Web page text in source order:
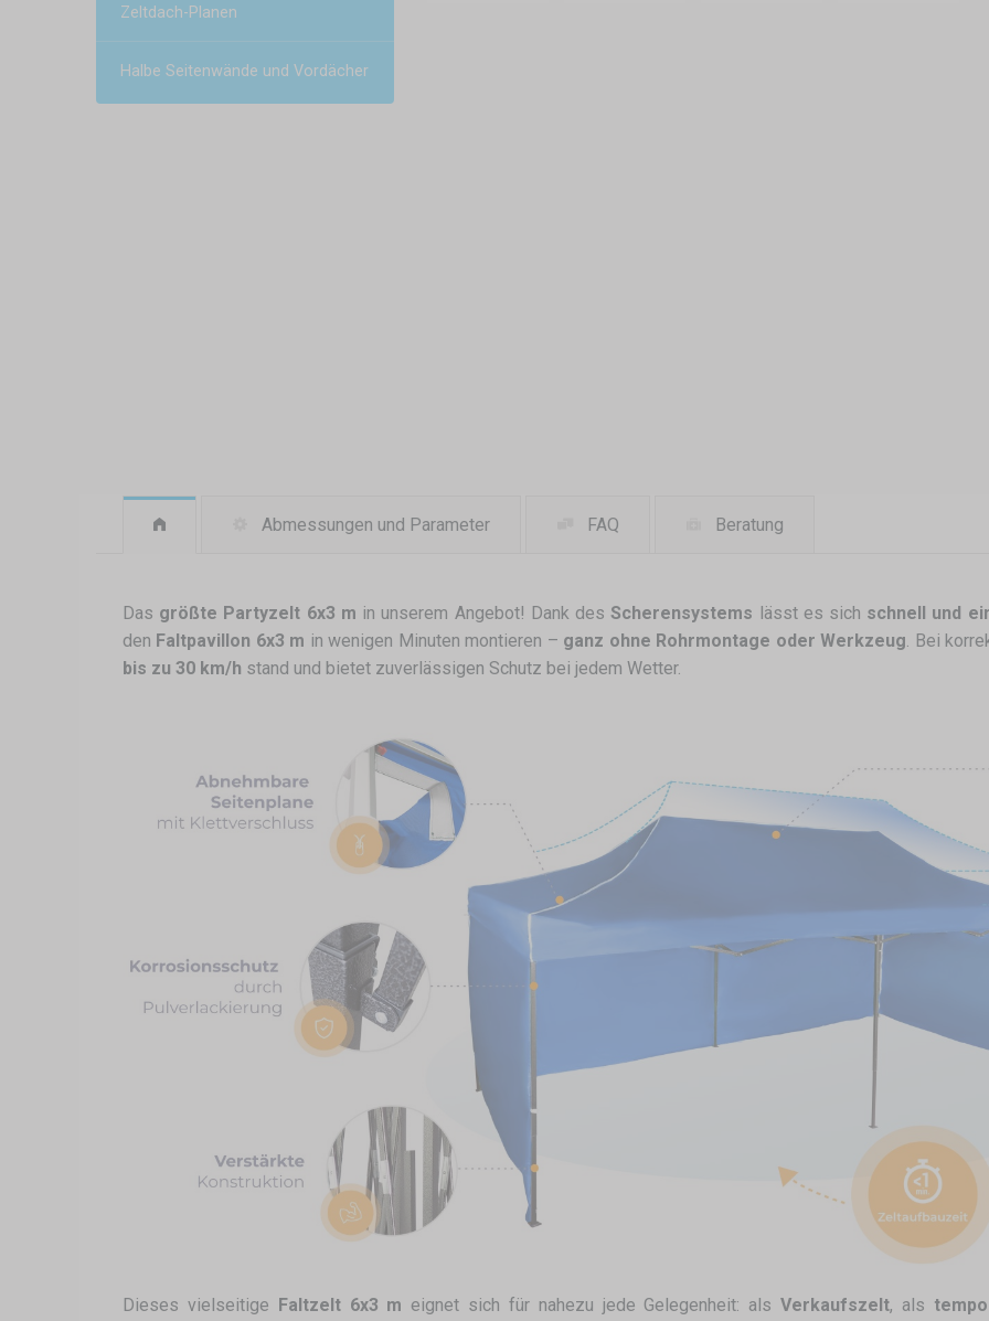
Zeltdach-Planen
Halbe Seitenwände und Vordächer
Abmessungen und Parameter FAQ Beratung
Das größte Partyzelt 6x3 m in unserem Angebot! Dank desScherensystems lässt es sich schnell und
den Faltpavillon 6x3 m in wenigen Minuten montieren – ganz ohne Rohrmontage oder Werkzeug. Bei
bis zu 30 km/h stand und bietet zuverlässigen Schutz bei jedem Wetter.
Dieses vielseitige Faltzelt 6x3 m eignet sich für nahezu jede Gelegenheit: alsVerkaufszelt, als